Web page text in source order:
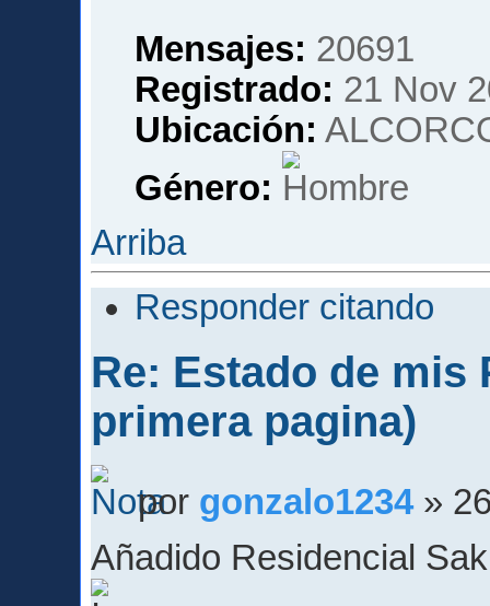
Mensajes: 20691
Registrado: 21 Nov
Ubicación:
Género:
Arriba
Responder citando
Re: Estado de mis
primera pagina)
por gonzalo1234»
Añadido Residencial